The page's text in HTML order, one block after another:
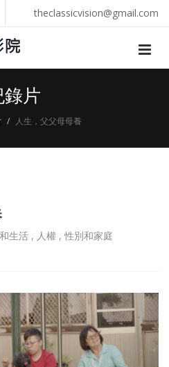
theclassicvision@gmail.com
錄片
人生，父父母母養
生活 人權
性別和家庭